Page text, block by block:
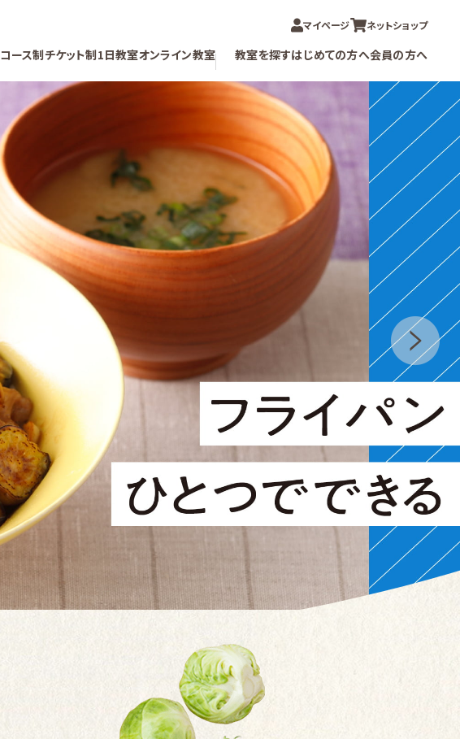
マイページ ネットショップ
コース制チケット制1日教室オンライン教室 教室を探すはじめての方へ会員の方へ